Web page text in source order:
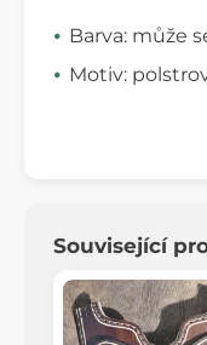
Barva: může
Motiv:
Související